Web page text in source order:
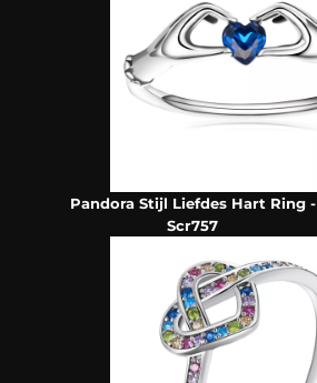
Pandora Stijl Liefdes Hart Ring -
Scr757